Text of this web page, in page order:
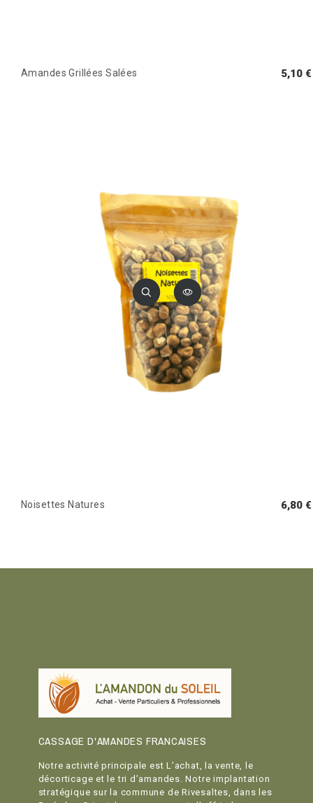
Amandes Grillées Salées 5,10 €
Noisettes Natures 6,80 €
CASSAGE D'AMANDES FRANCAISES
Notre activité principale est L’achat, la vente, le
décorticage et le tri d’amandes. Notre implantation
stratégique sur la commune de Rivesaltes, dans les